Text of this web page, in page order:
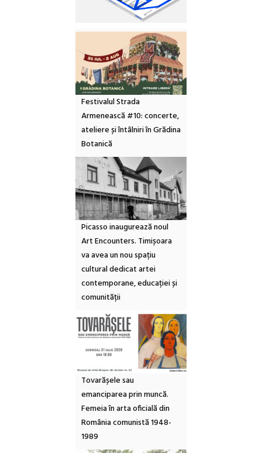
Festivalul Strada
Armenească #10: concerte,
ateliere și întâlniri în Grădina
Botanică
Picasso inaugurează noul
Art Encounters. Timișoara
va avea un nou spațiu
cultural dedicat artei
contemporane, educației și
comunității
Tovarășele sau
emanciparea prin muncă.
Femeia în arta oficială din
România comunistă 1948-
1989